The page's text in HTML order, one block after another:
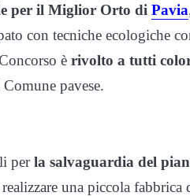
per il Miglior Orto di Pavia
con tecniche ecologiche
è rivolto a tutti
pavese.
perla salvaguardia del
una piccola fabbrica